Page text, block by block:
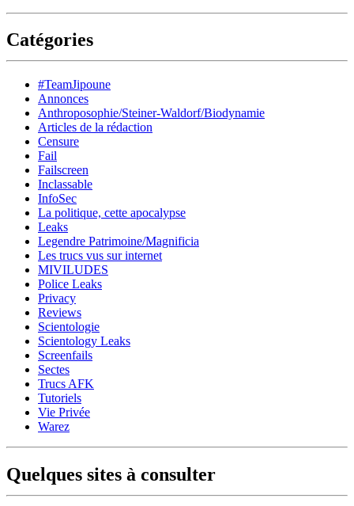
Catégories
#TeamJipoune
Annonces
Anthroposophie/Steiner-Waldorf/Biodynamie
Articles de la rédaction
Censure
Fail
Failscreen
Inclassable
InfoSec
La politique, cette apocalypse
Leaks
Legendre Patrimoine/Magnificia
Les trucs vus sur internet
MIVILUDES
Police Leaks
Privacy
Reviews
Scientologie
Scientology Leaks
Screenfails
Sectes
Trucs AFK
Tutoriels
Vie Privée
Warez
Quelques sites à consulter